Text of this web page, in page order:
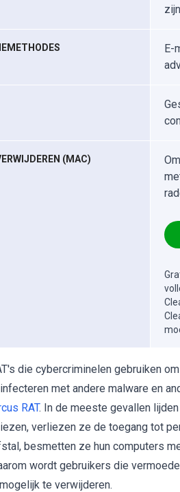
E-
(MAC)
die cybercriminelen gebruiken
met andere malware en
RAT. In de meeste gevallen
verliezen ze de toegang tot
besmetten ze hun computers
wordt gebruikers die
te verwijderen.